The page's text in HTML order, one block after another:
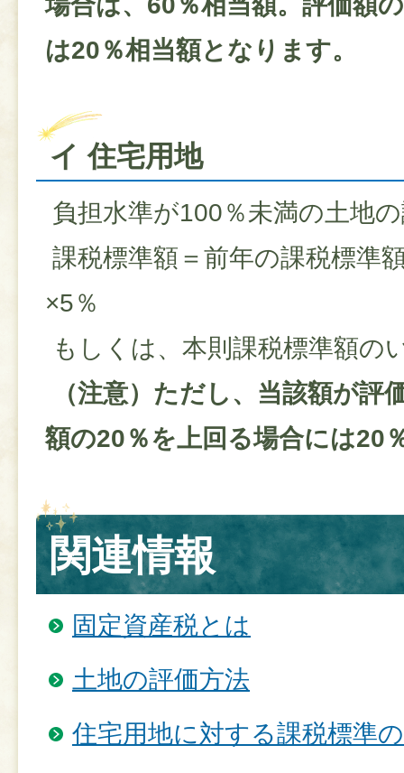
は20％相当額となります。
イ 住宅用地
負担水準が100％未満の土地
課税標準額＝前年の課税標準
×5％
もしくは、本則課税標準額の
（注意）ただし、当該額が評
額の20％を上回る場合には20
関連情報
固定資産税とは
土地の評価方法
住宅用地に対する課税標準